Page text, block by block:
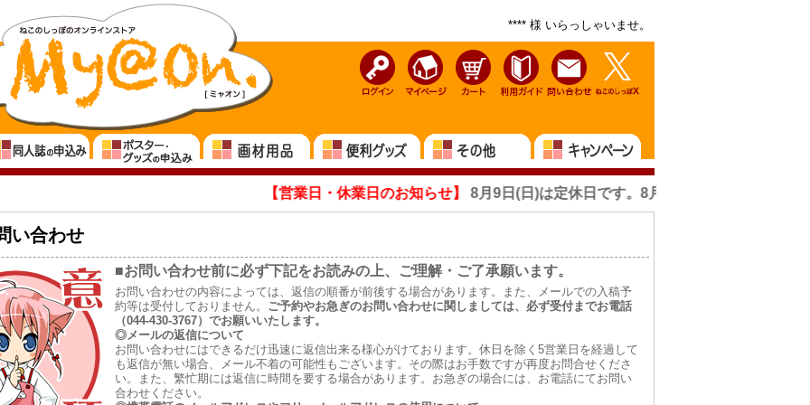
**** 様 いらっしゃいませ。
【営業日・休業日のお知らせ】 8月9日(日)は定休日です。8月10日(月)は月曜日ですが営
い合わせ
■お問い合わせ前に必ず下記をお読みの上、ご理解・ご了承願います。
お問い合わせの内容によっては、返信の順番が前後する場合があります。また、メールでの入稿予
約等は受付しておりません。 ご予約やお急ぎのお問い合わせに関しましては、必ず受付までお電話
（044-430-3767）でお願いいたします。
◎メールの返信について
お問い合わせにはできるだけ迅速に返信出来る様心がけております。休日を除く5営業日を経過して
も返信が無い場合、メール不着の可能性もございます。その際はお手数ですが再度お問合せくださ
い。また、繁忙期には返信に時間を要する場合があります。お急ぎの場合には、お電話にてお問い
合わせください。